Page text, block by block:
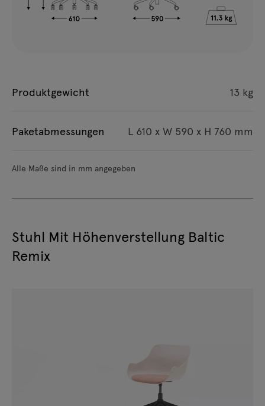
Produktgewicht 13 kg
Paketabmessungen L 610 x W 590 x H 760 mm
Alle Maße sind in mm angegeben
Stuhl Mit Höhenverstellung Baltic
Remix